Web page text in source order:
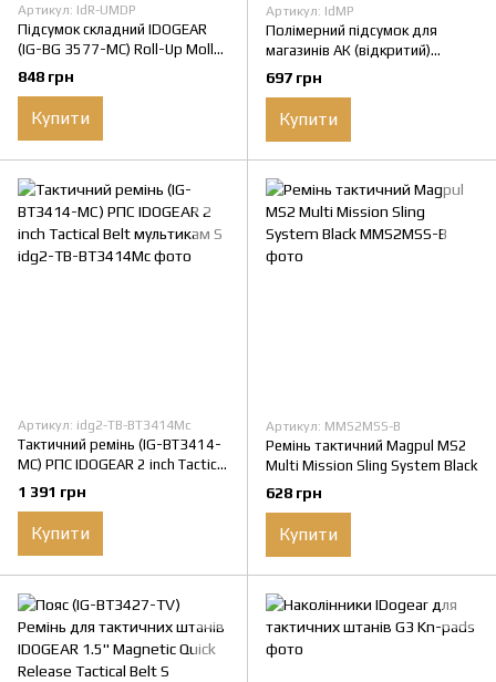
Артикул: IdR-UMDP
Підсумок складний IDOGEAR
(IG-BG 3577-MC) Roll-Up Molle
Dump Pounch
848 грн
Купити
Артикул: IdMP
Полімерний підсумок для
магазинів АК (відкритий)
Idogear (3560) Molle Magazine
Pouch (IG-BG-3031-2-MC)
697 грн
Купити
Артикул: idg2-TB-BT3414Mc
Тактичний ремінь (IG-BT3414-
МС) РПС IDOGEAR 2 inch Tactical
Belt мультикам S
1 391 грн
Купити
Артикул: MMS2MSS-B
Ремінь тактичний Magpul MS2
Multi Mission Sling System Black
628 грн
Купити